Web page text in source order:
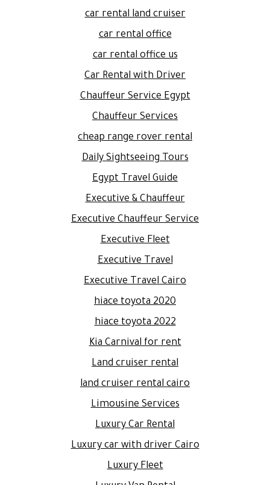
car rental land cruiser
car rental office
car rental office us
Car Rental with Driver
Chauffeur Service Egypt
Chauffeur Services
cheap range rover rental
Daily Sightseeing Tours
Egypt Travel Guide
Executive & Chauffeur
Executive Chauffeur Service
Executive Fleet
Executive Travel
Executive Travel Cairo
hiace toyota 2020
hiace toyota 2022
Kia Carnival for rent
Land cruiser rental
land cruiser rental cairo
Limousine Services
Luxury Car Rental
Luxury car with driver Cairo
Luxury Fleet